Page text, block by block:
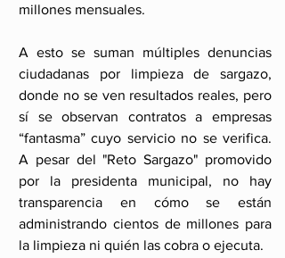
millones mensuales.
A esto se suman múltiples denuncias
ciudadanas por limpieza de sargazo,
donde no se ven resultados reales, pero
sí se observan contratos a empresas
“fantasma” cuyo servicio no se verifica.
A pesar del "Reto Sargazo" promovido
por la presidenta municipal, no hay
transparencia en cómo se están
administrando cientos de millones para
la limpieza ni quién las cobra o ejecuta.